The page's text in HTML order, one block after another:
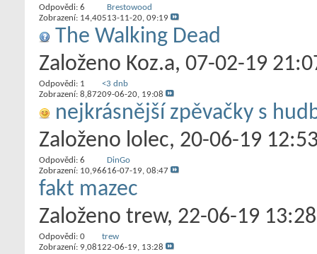
Odpovědi: 6
Zobrazení: 14,405
Brestowood
13-11-20, 09:19
The Walking Dead
Založeno Koz.a‎, 07-02-19
Odpovědi: 1
Zobrazení: 8,872
<3 dnb
09-06-20, 19:08
nejkrásnější zpěvačky s
Založeno lolec‎, 20-06-19
Odpovědi: 6
Zobrazení: 10,966
DinGo
16-07-19, 08:47
fakt mazec
Založeno trew‎, 22-06-19 13:28
Odpovědi: 0
Zobrazení: 9,081
trew
22-06-19, 13:28